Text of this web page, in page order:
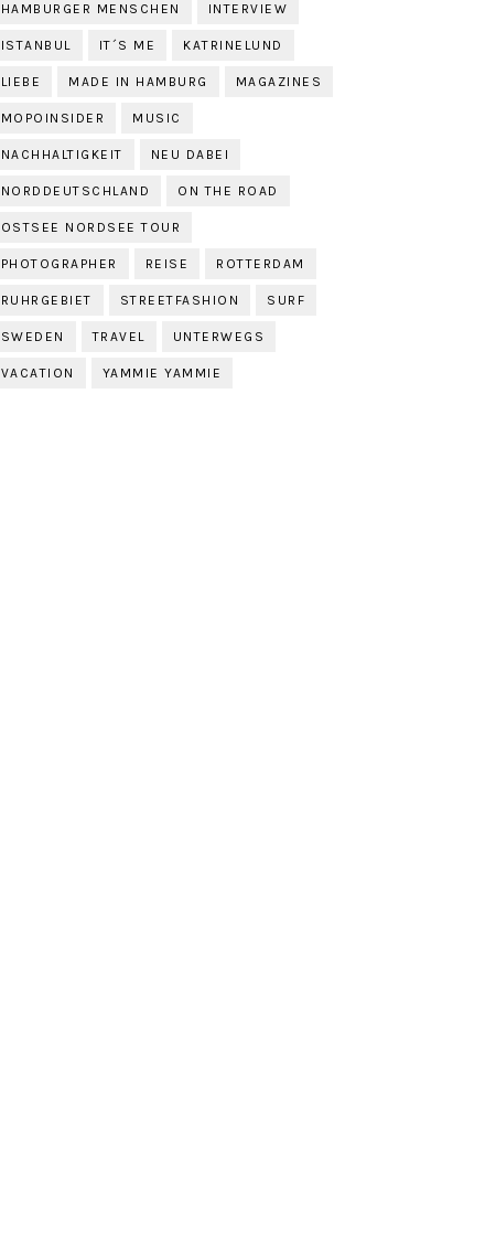
HAMBURGER MENSCHEN INTERVIEW
ISTANBUL IT´S ME KATRINELUND
LIEBE MADE IN HAMBURG MAGAZINES
MOPOINSIDER MUSIC
NACHHALTIGKEIT NEU DABEI
NORDDEUTSCHLAND ON THE ROAD
OSTSEE NORDSEE TOUR
PHOTOGRAPHER REISE ROTTERDAM
RUHRGEBIET STREETFASHION SURF
SWEDEN TRAVEL UNTERWEGS
VACATION YAMMIE YAMMIE